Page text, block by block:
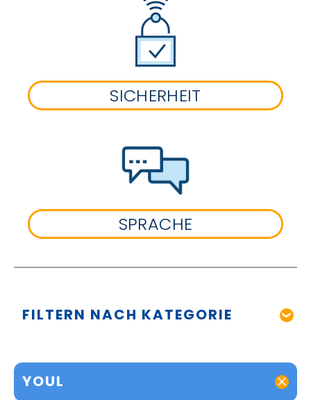
SICHERHEIT
SPRACHE
FILTERN NACH KATEGORIE
YOUL